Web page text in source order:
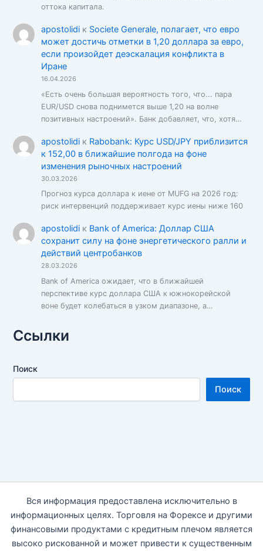
оттока капитала.
apostolidiк Societe Generale, полагает, что евро
может достичь отметки в 1,20 доллара за евро,
если произойдет деэскалация конфликта в
Иране
16.04.2026
«Есть очень большая вероятность того, что... пара
EUR/USD снова поднимется выше 1,20 на волне
позитивных настроений». Банк добавляет, что, хотя…
apostolidiк Rabobank: Курс USD/JPY приблизится
к 152,00 в ближайшие полгода на фоне
изменения рыночных настроений
30.03.2026
Прогноз курса доллара к иене от MUFG на 2026 год:
риск интервенций поддерживает курс иены ниже 160
apostolidiк Bank of America: Доллар США
сохранит силу на фоне энергетического ралли и
действий центробанков
28.03.2026
Bank of America ожидает, что в ближайшей
перспективе курс доллара США к южнокорейской
воне будет колебаться в узком диапазоне, а…
Ссылки
Поиск
Поиск
Вся информация предоставлена исключительно в
информационных целях. Торговля на Форексе и другими
финансовыми продуктами с кредитным плечом является
высоко рискованной и может привести к существенным